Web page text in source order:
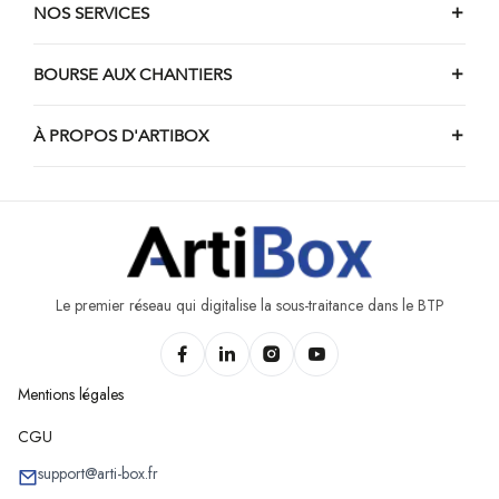
NOS SERVICES
BOURSE AUX CHANTIERS
À PROPOS D'ARTIBOX
Le premier réseau qui digitalise la sous-traitance dans le BTP
Mentions légales
CGU
support@arti-box.fr